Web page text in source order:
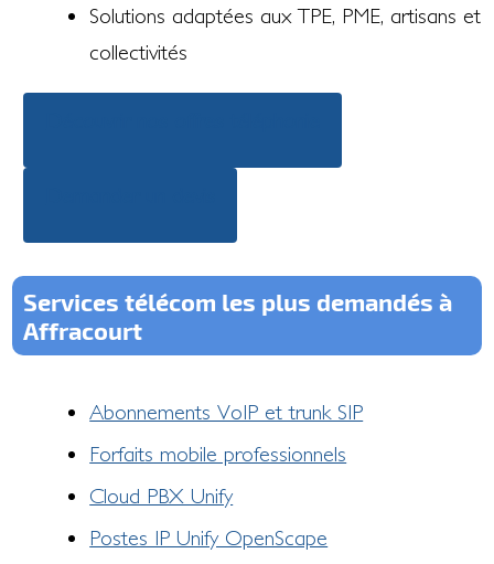
Solutions adaptées aux TPE, PME, artisans et
collectivités
Services télécom les plus demandés à
Affracourt
Abonnements VoIP et trunk SIP
Forfaits mobile professionnels
Cloud PBX Unify
Postes IP Unify OpenScape